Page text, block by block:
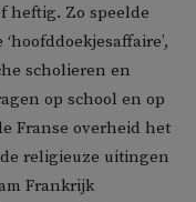
heftig. Zo speelde
scholieren en
op school en op
Franse overheid het
religieuze uitingen
Frankrijk